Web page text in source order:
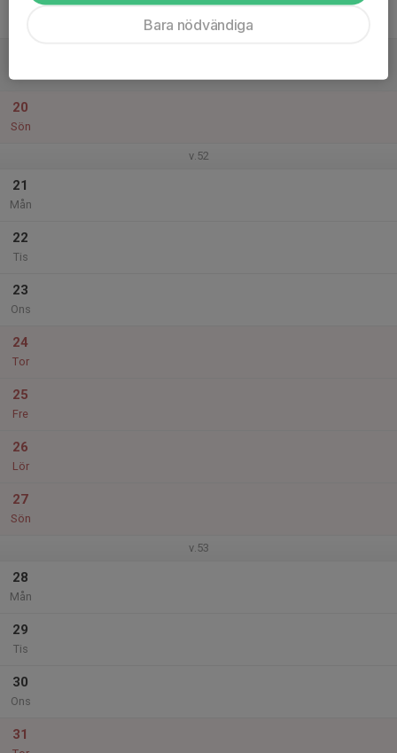
20
Sön
v.52
21
Mån
22
Tis
23
Ons
24
Tor
25
Fre
26
Lör
27
Sön
v.53
28
Mån
29
Tis
30
Ons
31
Bara nödvändiga